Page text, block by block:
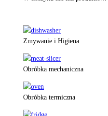
Zmywanie i Higiena
Obróbka mechaniczna
Obróbka termiczna